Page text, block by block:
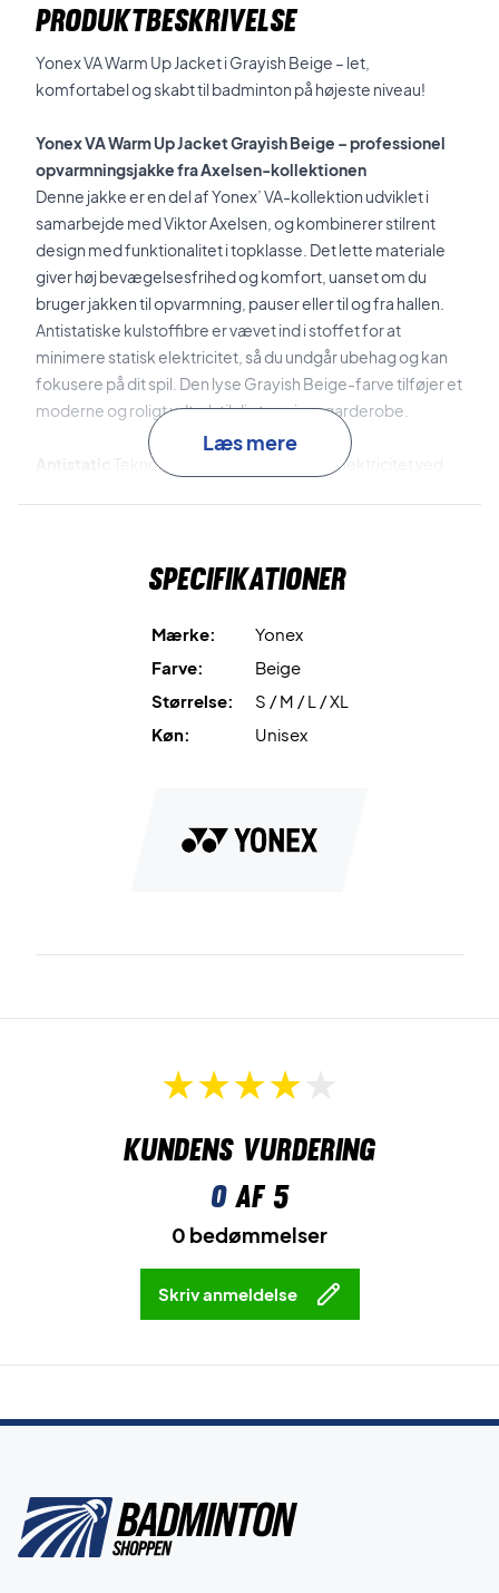
PRODUKTBESKRIVELSE
Yonex VA Warm Up Jacket i Grayish Beige – let,
komfortabel og skabt til badminton på højeste niveau!
Yonex VA Warm Up Jacket Grayish Beige – professionel
opvarmningsjakke fra Axelsen-kollektionen
Denne jakke er en del af Yonex’ VA-kollektion udviklet i
samarbejde med Viktor Axelsen, og kombinerer stilrent
design med funktionalitet i topklasse. Det lette materiale
giver høj bevægelsesfrihed og komfort, uanset om du
bruger jakken til opvarmning, pauser eller til og fra hallen.
Antistatiske kulstoffibre er vævet ind i stoffet for at
minimere statisk elektricitet, så du undgår ubehag og kan
fokusere på dit spil. Den lyse Grayish Beige-farve tilføjer et
moderne og roligt udtryk til din træningsgarderobe.
Teknologien reducerer statisk elektricitet ved
Varm op med stil – køb Yonex VA Warm Up Jacket Grayish
Farve: Grayish Beige
Læs mere
Specifikationer
Mærke:
Yonex
Farve:
Beige
Størrelse:
S / M / L / XL
Køn:
Unisex
Kundens vurdering
0af 5
0 bedømmelser
Skriv anmeldelse